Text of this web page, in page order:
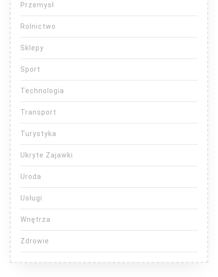
Przemysł
Rolnictwo
Sklepy
Sport
Technologia
Transport
Turystyka
Ukryte Zajawki
Uroda
Usługi
Wnętrza
Zdrowie